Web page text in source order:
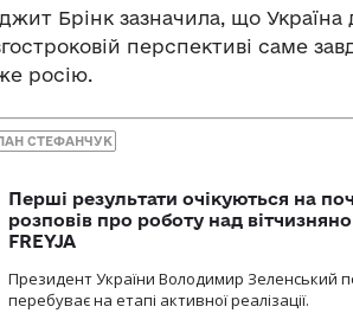
Брінк зазначила, що Україна
перспективі саме
росію.
СТЕФАНЧУК
Перші результати очікуються на
розповів про роботу над
FREYJA
Президент України Володимир Зеленський
перебуває на етапі активної реалізації.